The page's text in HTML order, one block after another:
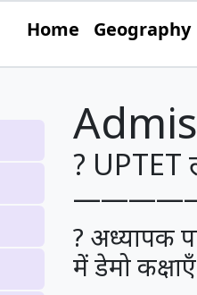
Home Geography
? UPTET
? अध्यापक
में डेमो